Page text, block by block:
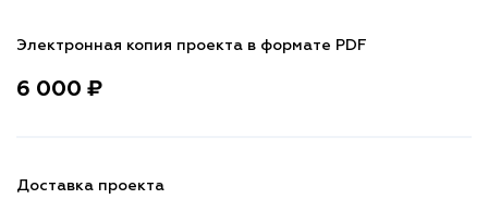
Электронная копия проекта в формате PDF
6 000 ₽
Доставка проекта